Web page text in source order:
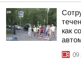
как